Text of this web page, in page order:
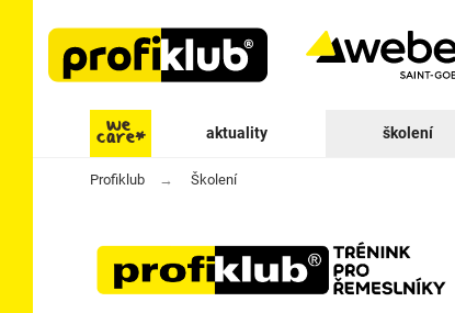
aktuality školení
Profiklub Školení